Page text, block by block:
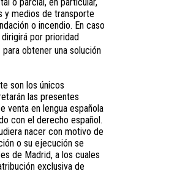
y medios de transporte
o incendio. En caso
por prioridad
para obtener una solución
son los únicos
las presentes
venta en lengua española
con el derecho español.
nacer con motivo de
o su ejecución se
de Madrid, a los cuales
exclusiva de